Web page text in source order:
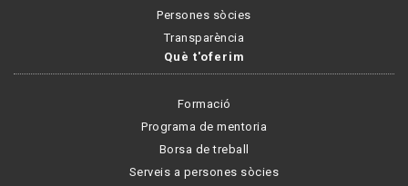
Persones sòcies
Transparència
Què t'oferim
Formació
Programa de mentoria
Borsa de treball
Serveis a persones sòcies